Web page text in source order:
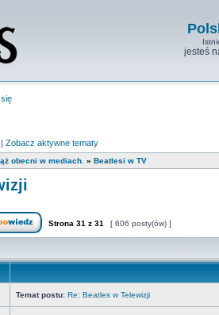
jesteś
| Zobacz aktywne tematy
obecni w mediach. » Beatlesi w TV
Strona 31 z 31 [ 606 posty(ów) ]
Temat postu: Re: Beatles w Telewizji